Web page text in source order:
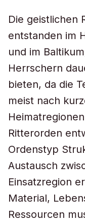
Die geistlichen
entstanden im
und im
Herrschern
bieten, da die
meist nach
Ritterorden
Ordenstyp
Austausch
Einsatzregion
Material,
Ressourcen